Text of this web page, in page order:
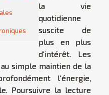
la vie
quotidienne
suscite de
plus en plus
d'intérêt. Les
simple maintien de la
l'énergie,
Poursuivre la lecture